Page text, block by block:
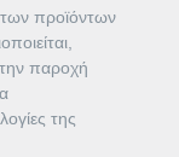
προϊόντων
παροχή
της